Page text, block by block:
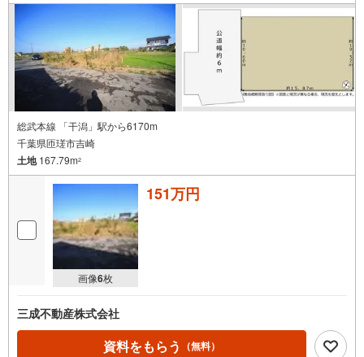
総武本線 「干潟」駅から6170m
千葉県匝瑳市吉崎
土地167.79m2
画像6枚
151万円
三成不動産株式会社
資料をもらう （無料）